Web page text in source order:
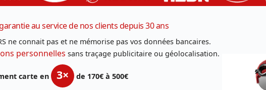
garantie au service de nos clients depuis 30 ans
ne connait pas et ne mémorise pas vos données bancaires.
personnelles sans traçage publicitaire ou géolocalisation.
carte en 3× de 170€ à 500€